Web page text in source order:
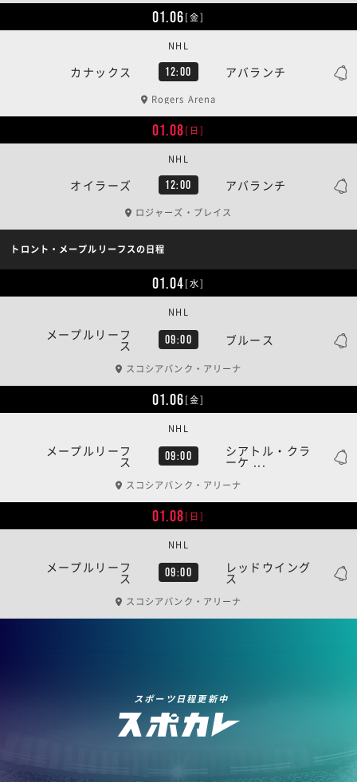
01.06[金]
カナックス 12:00 アバランチ
NHL
Rogers Arena
01.08[日]
オイラーズ 12:00 アバランチ
NHL
ロジャーズ・プレイス
トロント・メープルリーフスの日程
01.04[水]
メープルリーフ
ス 09:00 ブルース
NHL
スコシアバンク・アリーナ
01.06[金]
メープルリーフ
ス 09:00 シアトル・クラ
ーケ ...
NHL
スコシアバンク・アリーナ
01.08[日]
メープルリーフ
ス 09:00 レッドウイング
ス
NHL
スコシアバンク・アリーナ
スポーツ日程更新中